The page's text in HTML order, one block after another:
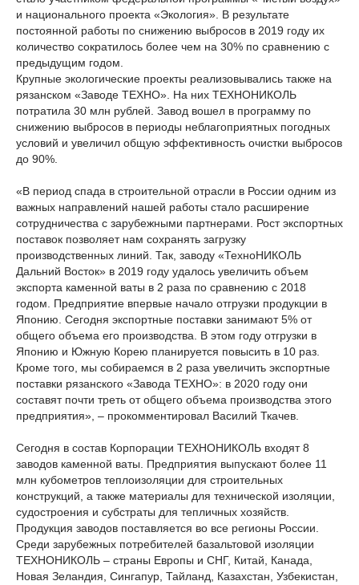
и национального проекта «Экология». В результате
постоянной работы по снижению выбросов в 2019 году их
количество сократилось более чем на 30% по сравнению с
предыдущим годом.
Крупные экологические проекты реализовывались также на
рязанском «Заводе ТЕХНО». На них ТЕХНОНИКОЛЬ
потратила 30 млн рублей. Завод вошел в программу по
снижению выбросов в периоды неблагоприятных погодных
условий и увеличил общую эффективность очистки выбросов
до 90%.
«В период спада в строительной отрасли в России одним из
важных направлений нашей работы стало расширение
сотрудничества с зарубежными партнерами. Рост экспортных
поставок позволяет нам сохранять загрузку
производственных линий. Так, заводу «ТехноНИКОЛЬ
Дальний Восток» в 2019 году удалось увеличить объем
экспорта каменной ваты в 2 раза по сравнению с 2018
годом. Предприятие впервые начало отгрузки продукции в
Японию. Сегодня экспортные поставки занимают 5% от
общего объема его производства. В этом году отгрузки в
Японию и Южную Корею планируется повысить в 10 раз.
Кроме того, мы собираемся в 2 раза увеличить экспортные
поставки рязанского «Завода ТЕХНО»: в 2020 году они
составят почти треть от общего объема производства этого
предприятия», – прокомментировал Василий Ткачев.
Сегодня в состав Корпорации ТЕХНОНИКОЛЬ входят 8
заводов каменной ваты. Предприятия выпускают более 11
млн кубометров теплоизоляции для строительных
конструкций, а также материалы для технической изоляции,
судостроения и субстраты для тепличных хозяйств.
Продукция заводов поставляется во все регионы России.
Среди зарубежных потребителей базальтовой изоляции
ТЕХНОНИКОЛЬ – страны Европы и СНГ, Китай, Канада,
Новая Зеландия, Сингапур, Тайланд, Казахстан, Узбекистан,